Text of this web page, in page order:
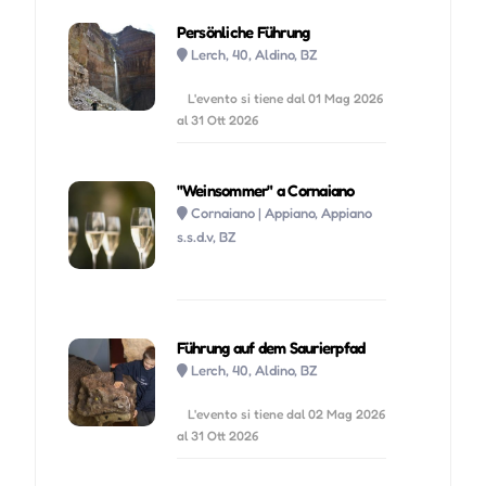
Persönliche Führung
Lerch, 40, Aldino, BZ
L'evento si tiene dal 01 Mag 2026
al 31 Ott 2026
"Weinsommer" a Cornaiano
Cornaiano | Appiano, Appiano
s.s.d.v, BZ
Führung auf dem Saurierpfad
Lerch, 40, Aldino, BZ
L'evento si tiene dal 02 Mag 2026
al 31 Ott 2026